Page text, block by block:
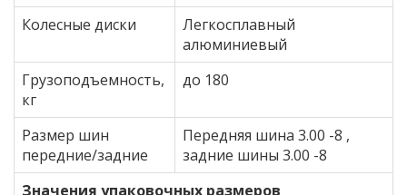
Колесные диски
Легкосплавный
алюминиевый
Грузоподъемность,
кг
до 180
Размер шин
передние/задние
Передняя шина 3.00 -8 ,
задние шины 3.00 -8
Значения упаковочных размеров